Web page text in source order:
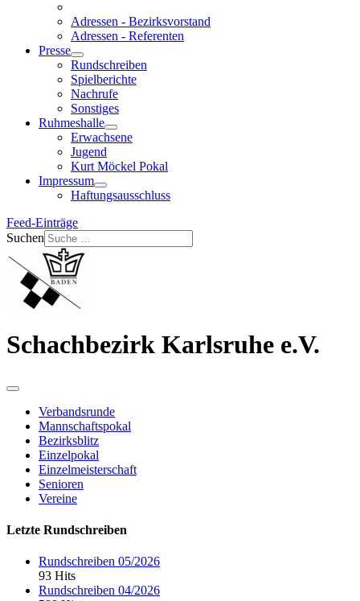
Adressen - Bezirksvorstand
Adressen - Referenten
Presse
Rundschreiben
Spielberichte
Nachrufe
Sonstiges
Ruhmeshalle
Erwachsene
Jugend
Kurt Möckel Pokal
Impressum
Haftungsausschluss
Feed-Einträge
Suchen
Schachbezirk Karlsruhe e.V.
Verbandsrunde
Mannschaftspokal
Bezirksblitz
Einzelpokal
Einzelmeisterschaft
Senioren
Vereine
Letzte Rundschreiben
Rundschreiben 05/2026
93 Hits
Rundschreiben 04/2026